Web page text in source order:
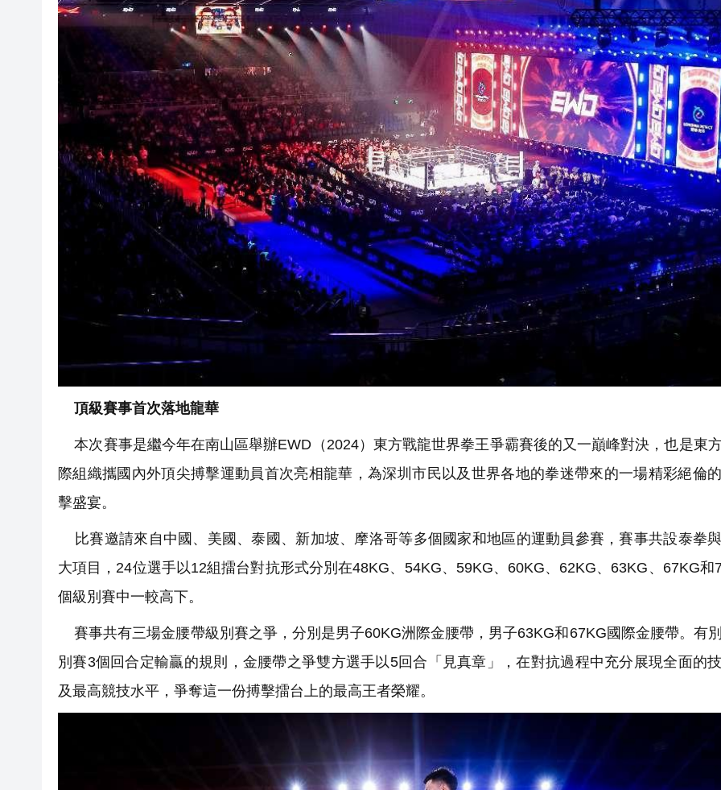
頂級賽事首次落地龍華
本次賽事是繼今年在南山區舉辦EWD（2024）東方戰龍世界拳王爭霸賽後的又一巔峰對決，也是東
際組織攜國內外頂尖搏擊運動員首次亮相龍華，為深圳市民以及世界各地的拳迷帶來的一場精彩絕倫
擊盛宴。
比賽邀請來自中國、美國、泰國、新加坡、摩洛哥等多個國家和地區的運動員參賽，賽事共設泰拳
大項目，24位選手以12組擂台對抗形式分別在48KG、54KG、59KG、60KG、62KG、63KG、67KG和
個級別賽中一較高下。
賽事共有三場金腰帶級別賽之爭，分別是男子60KG洲際金腰帶，男子63KG和67KG國際金腰帶。有
別賽3個回合定輸贏的規則，金腰帶之爭雙方選手以5回合「見真章」，在對抗過程中充分展現全面的
及最高競技水平，爭奪這一份搏擊擂台上的最高王者榮耀。